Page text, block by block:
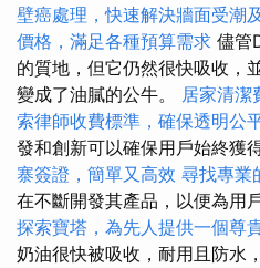
壁癌處理，快速解決牆面受潮
價格，滿足各種預算需求 儘管
的質地，但它仍然很快吸收，
變成了油膩的公牛。 居家清潔
索律師收費標準，確保透明公
發和創新可以確保用戶始終獲
寨簽證，簡單又高效 尋找專業
在不斷開發其產品，以便為用
探索寶塔，為先人提供一個尊
奶油很快被吸收，耐用且防水